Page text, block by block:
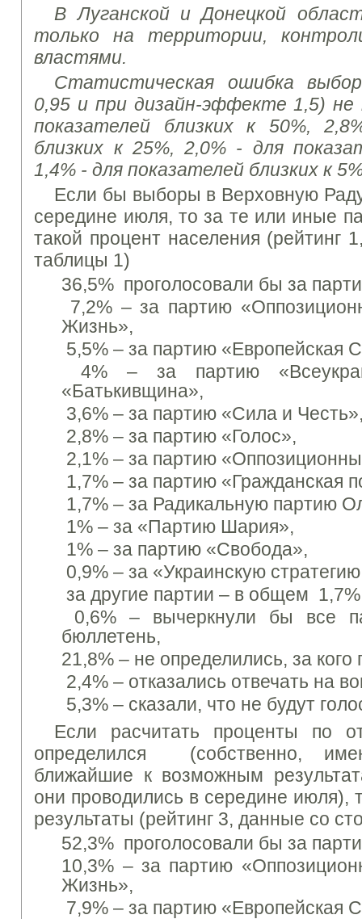
В Луганской и Донецкой
только на территории,
властями.
Статистическая ошибка
0,95 и при дизайн-эффекте 1,5)
показателей близких к 50%,
близких к 25%, 2,0% - для
1,4% - для показателей близких к
Если бы выборы в Верховную
середине июля, то за те или иные
такой процент населения (рейтинг
таблицы 1)
36,5% проголосовали бы за
7,2% – за партию
Жизнь»,
5,5% – за партию «Европейская
4% – за партию
«Батькивщина»,
3,6% – за партию «Сила и
2,8% – за партию «Голос»,
2,1% – за партию
1,7% – за партию «Гражданская
1,7% – за Радикальную партию
1% – за «Партию Шария»,
1% – за партию «Свобода»,
0,9% – за «Украинскую
за другие партии – в общем
0,6% – вычеркнули бы все
бюллетень,
21,8% – не определились, за кого
2,4% – отказались отвечать на
5,3% – сказали, что не будут
Если расчитать проценты по
определился (собственно,
ближайшие к возможным
они проводились в середине июля),
результаты (рейтинг 3, данные со
52,3% проголосовали бы за
10,3% – за партию
Жизнь»,
7,9% – за партию «Европейская